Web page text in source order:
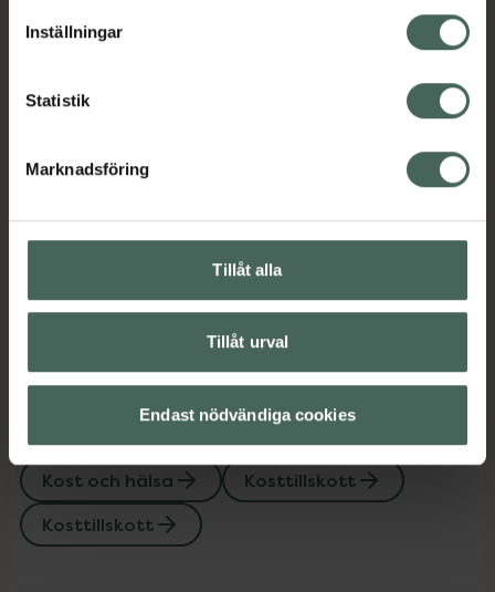
lagligheten av behandling som skett innan återkallelsen.
Inställningar
Statistik
Marknadsföring
Tillåt alla
Tillåt urval
Endast nödvändiga cookies
EAN:07350062785913
Kollagen
Kost och hälsa
Kosttillskott
Kosttillskott